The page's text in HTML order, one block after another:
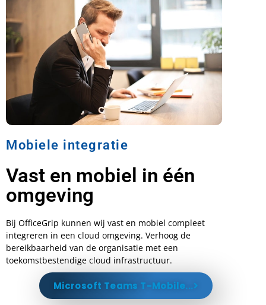
Mobiele integratie
Vast en mobiel in één
omgeving
Bij OfficeGrip kunnen wij vast en mobiel compleet
integreren in een cloud omgeving. Verhoog de
bereikbaarheid van de organisatie met een
toekomstbestendige cloud infrastructuur.
Microsoft Teams T-Mobile...